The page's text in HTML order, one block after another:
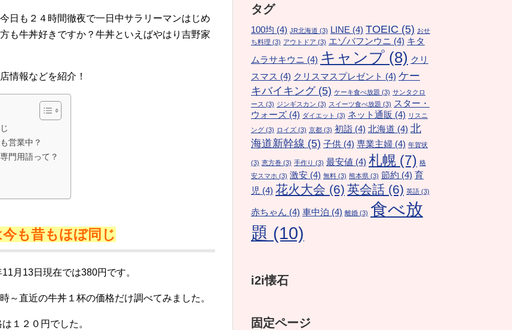
日も２４時間徹夜で一日中サラリーマンはじめ
も牛丼好きですか？牛丼といえばやはり吉野家
情報などを紹介！
営業中？
門用語って？
も昔もほぼ同じ
月13日現在では380円です。
～直近の牛丼１杯の価格だけ調べてみました。
１２０円でした。
タグ
100均 (4) JR北海道 (3) LINE (4) TOEIC (5) おせ
ち料理 (3) アウトドア (3) エゾバフンウニ (4) キタ
ムラサキウニ (4) キャンプ (8) クリ
スマス (4) クリスマスプレゼント (4) ケー
キバイキング(5) ケーキ食べ放題 (3) サンタクロ
ース (3) ジンギスカン (3) スイーツ食べ放題 (3) スター・
ウォーズ (4) ダイエット (3) ネット通販 (4) リスニ
ング (3) ロイズ (3) 京都 (3) 初詣 (4) 北海道 (4) 北
海道新幹線 (5) 子供 (4) 専業主婦 (4) 年賀状
(3) 恵方巻 (3) 手作り (3) 最安値 (4) 札幌 (7) 格
安スマホ (3) 激安 (4) 無料 (3) 熊本県 (3) 節約 (4) 育
児 (4) 花火大会 (6) 英会話 (6) 英語 (3)
赤ちゃん (4) 車中泊 (4) 離婚 (3) 食べ放
題 (10)
i2i懐石
固定ページ